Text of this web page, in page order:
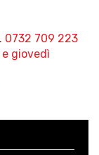
0732 709 223
giovedì